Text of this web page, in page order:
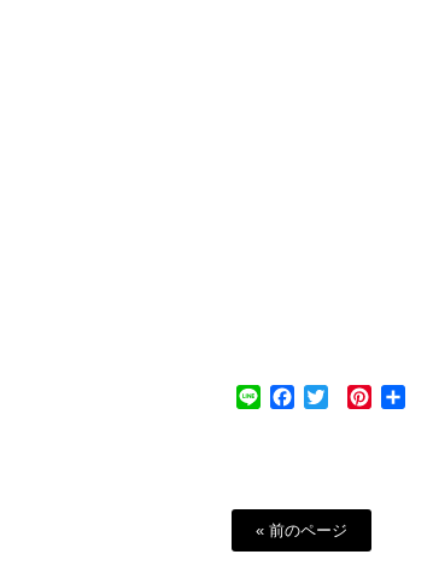
Line Facebook
Twitter Pinterest
« 前のページ